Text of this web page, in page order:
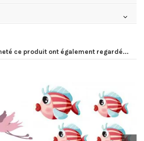
ce produit ont également regardé...